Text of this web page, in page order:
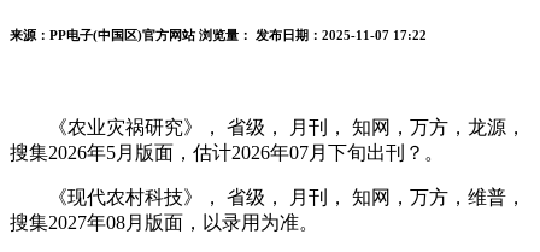
来源：PP电子(中国区)官方网站 浏览量： 发布日期：2025-11-07 17:22
《农业灾祸研究》， 省级， 月刊， 知网，万方，龙源，
搜集2026年5月版面，估计2026年07月下旬出刊？。
《现代农村科技》， 省级， 月刊， 知网，万方，维普，
搜集2027年08月版面，以录用为准。